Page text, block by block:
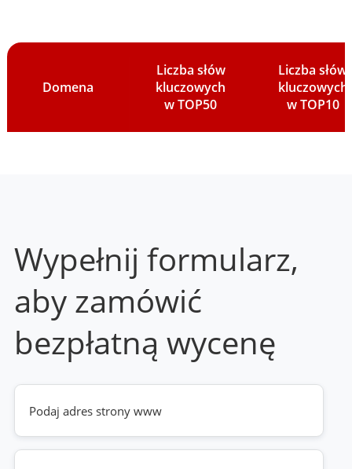
Domena
Liczba słów
kluczowych
w TOP50
Liczba słów
kluczowych
w TOP10
Wypełnij formularz,
aby zamówić
bezpłatną wycenę
Twoja
strona
www
(wymagane)
Telefon